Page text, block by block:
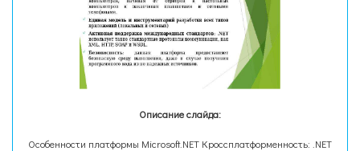
Описание слайда:
Особенности платформы Microsoft.NET Кроссплатформенность: .NET